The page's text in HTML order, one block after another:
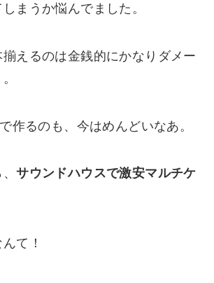
まうか悩んでました。
えるのは金銭的にかなりダメー
作るのも、今はめんどいなあ。
、サウンドハウスで激安マルチケ
て！